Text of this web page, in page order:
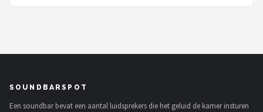
SOUNDBARSPOT
Een soundbar bevat een aantal luidsprekers die het geluid de kamer insturen